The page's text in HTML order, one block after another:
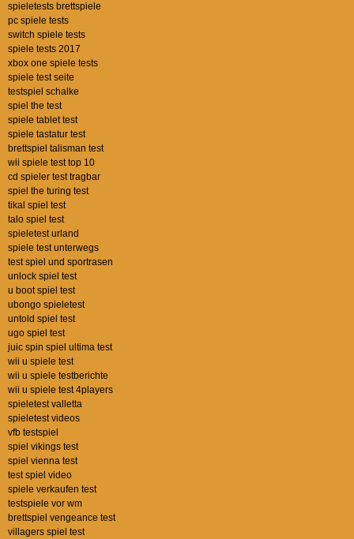
spieletests brettspiele
pc spiele tests
switch spiele tests
spiele tests 2017
xbox one spiele tests
spiele test seite
testspiel schalke
spiel the test
spiele tablet test
spiele tastatur test
brettspiel talisman test
wii spiele test top 10
cd spieler test tragbar
spiel the turing test
tikal spiel test
talo spiel test
spieletest urland
spiele test unterwegs
test spiel und sportrasen
unlock spiel test
u boot spiel test
ubongo spieletest
untold spiel test
ugo spiel test
juic spin spiel ultima test
wii u spiele test
wii u spiele testberichte
wii u spiele test 4players
spieletest valletta
spieletest videos
vfb testspiel
spiel vikings test
spiel vienna test
test spiel video
spiele verkaufen test
testspiele vor wm
brettspiel vengeance test
villagers spiel test